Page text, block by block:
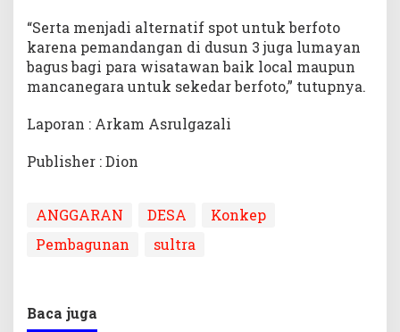
“Serta menjadi alternatif spot untuk berfoto
karena pemandangan di dusun 3 juga lumayan
bagus bagi para wisatawan baik local maupun
mancanegara untuk sekedar berfoto,” tutupnya.
Laporan : Arkam Asrulgazali
Publisher : Dion
ANGGARAN DESA
Konkep
Pembagunan
sultra
Baca juga